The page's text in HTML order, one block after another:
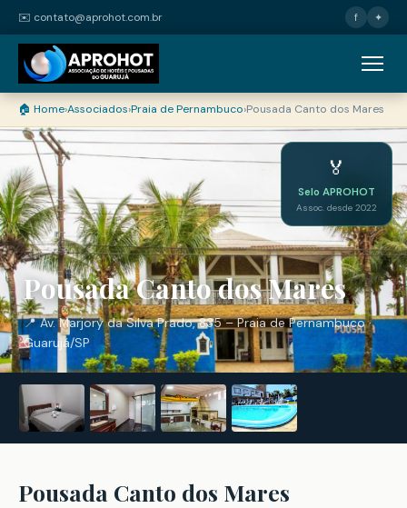
✉️ contato@aprohot.com.br f ✦
🏠 Home›Associados›Praia de Pernambuco›Pousada Canto dos Mares
Pousada Canto dos Mares
📍 Av. Marjory da Silva Prado, 835 – Praia de Pernambuco ·
Guarujá/SP
🏅
Selo APROHOT
Assoc. desde 2022
Pousada Canto dos Mares